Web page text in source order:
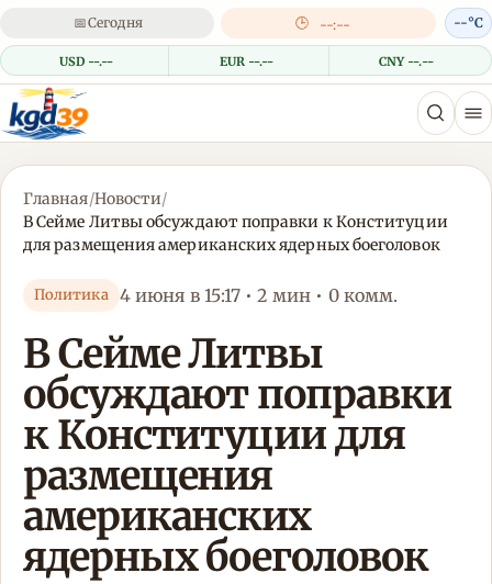
📅Сегодня 🕒 --:--
USD --.-- EUR --.-- CNY --.--
--°C
Главная/Новости/
В Сейме Литвы обсуждают поправки к Конституции
для размещения американских ядерных боеголовок
Политика 4 июня в 15:17 • 2 мин • 0 комм.
В Сейме Литвы
обсуждают поправки
к Конституции для
размещения
американских
ядерных боеголовок